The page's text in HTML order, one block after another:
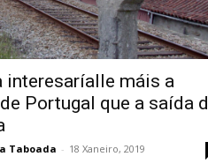
interesaríalle máis a
Portugal que a saída
Taboada - 18 Xaneiro, 2019